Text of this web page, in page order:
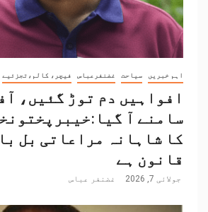
اہم خبریں سیاحت غضنفرعباس فیچر، کالم،تجزئیے
افواہیں دم توڑ گئیں،
سامنے آ
کا شاہانہ مراعاتی بل
قانون ہے
جولائی 7, 2026 غضنفر عباس